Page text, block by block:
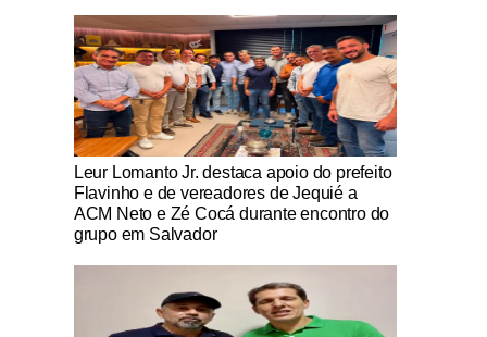
Notícias Católicas
Leur Lomanto Jr. destaca apoio do prefeito
Flavinho e de vereadores de Jequié a
ACM Neto e Zé Cocá durante encontro do
grupo em Salvador